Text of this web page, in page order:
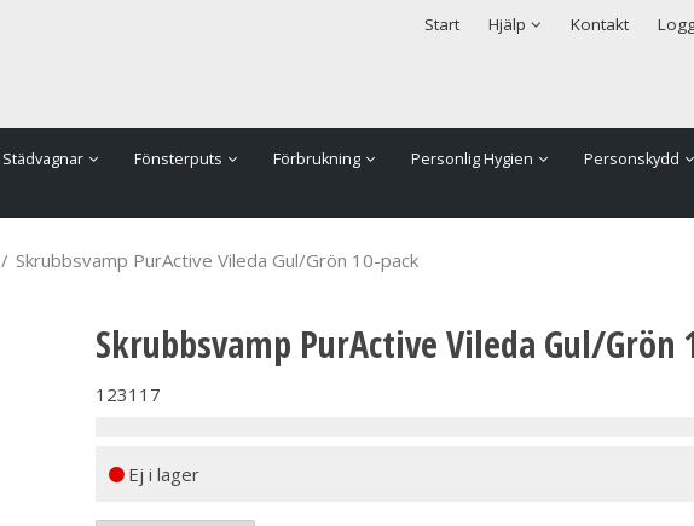
Start Hjälp
Säkerhet & Cookies Kontakt
Städvagnar Fönsterputs Förbrukning Personlig Hygien Personskydd
/ Skrubbsvamp PurActive Vileda Gul/Grön 10-pack
Skrubbsvamp PurActive Vileda Gul/Grön
123117
Ej i lager